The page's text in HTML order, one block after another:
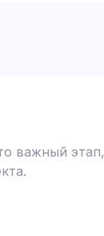
важный этап,